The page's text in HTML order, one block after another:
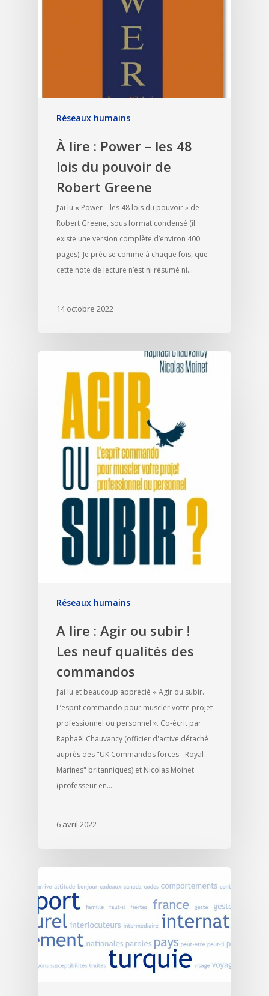
Réseaux humains
À lire : Power – les 48
lois du pouvoir de
Robert Greene
J’ai lu « Power – les 48 lois du pouvoir » de
Robert Greene, sous format condensé (il
existe une version complète d’environ 400
pages). Je précise comme à chaque fois, que
cette note de lecture n’est ni résumé ni…
14 octobre 2022
Réseaux humains
A lire : Agir ou subir !
Les neuf qualités des
commandos
J’ai lu et beaucoup apprécié « Agir ou subir.
L’esprit commando pour muscler votre projet
professionnel ou personnel ». Co-écrit par
Raphaël Chauvancy (officier d'active détaché
auprès des "UK Commandos forces - Royal
Marines" britanniques) et Nicolas Moinet
(professeur en…
6 avril 2022